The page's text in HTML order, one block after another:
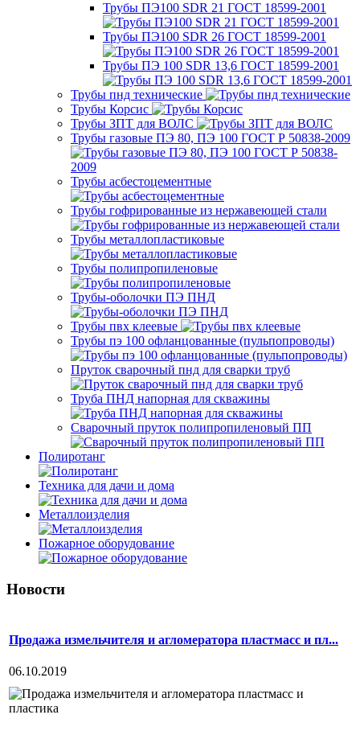
Трубы ПЭ100 SDR 21 ГОСТ 18599-2001
Трубы ПЭ100 SDR 26 ГОСТ 18599-2001
Трубы ПЭ 100 SDR 13,6 ГОСТ 18599-2001
Трубы пнд технические
Трубы Корсис
Трубы ЗПТ для ВОЛС
Трубы газовые ПЭ 80, ПЭ 100 ГОСТ Р 50838-2009
Трубы асбестоцементные
Трубы гофрированные из нержавеющей стали
Трубы металлопластиковые
Трубы полипропиленовые
Трубы-оболочки ПЭ ПНД
Трубы пвх клеевые
Трубы пэ 100 офланцованные (пульпопроводы)
Пруток сварочный пнд для сварки труб
Труба ПНД напорная для скважины
Сварочный пруток полипропиленовый ПП
Полиротанг
Техника для дачи и дома
Металлоизделия
Пожарное оборудование
Новости
Продажа измельчителя и агломератора пластмасс и пл...
06.10.2019